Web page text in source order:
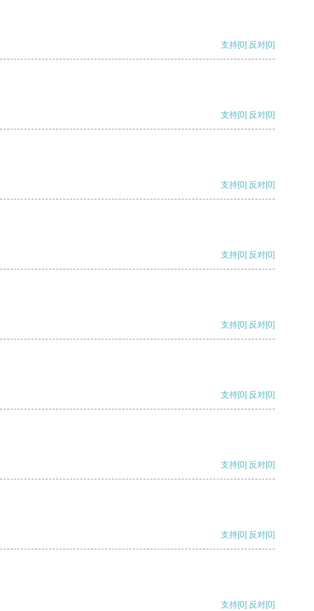
支持[0] 反对[0]
支持[0] 反对[0]
支持[0] 反对[0]
支持[0] 反对[0]
支持[0] 反对[0]
支持[0] 反对[0]
支持[0] 反对[0]
支持[0] 反对[0]
支持[0] 反对[0]